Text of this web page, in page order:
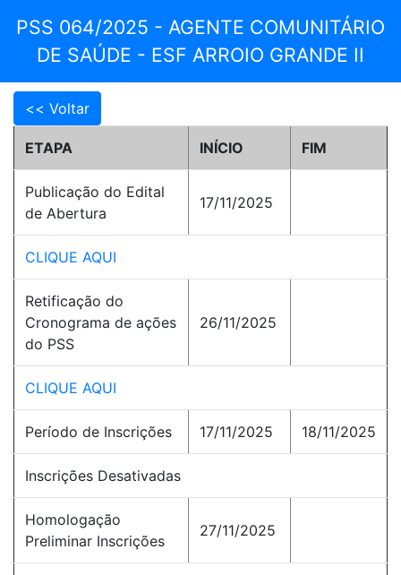
PSS 064/2025 - AGENTE COMUNITÁRIO
DE SAÚDE - ESF ARROIO GRANDE II
ETAPA INÍCIO FIM
Publicação do Edital
de Abertura
17/11/2025
CLIQUE AQUI
Retificação do
Cronograma de ações
do PSS
26/11/2025
CLIQUE AQUI
Período de Inscrições 17/11/2025 18/11/2025
Inscrições Desativadas
Homologação
Preliminar Inscrições
27/11/2025